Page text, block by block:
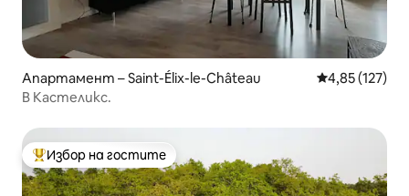
Апартамент – Saint-Élix-le-Château Средна
4,85 (127)
В Кастеликс.
Най-популярен избор на гостите
Избор на гостите